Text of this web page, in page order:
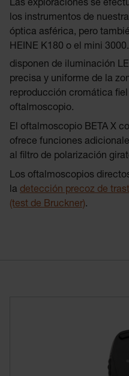
Las exploraciones se
los instrumentos de
óptica asférica, pero
HEINE K180 o el mini
disponen de iluminación
precisa y uniforme de la
reproducción cromática
oftalmoscopio.
El oftalmoscopio BETA X
ofrece funciones
al filtro de polarización
Los oftalmoscopios
la detección precoz de
(test de Bruckner).